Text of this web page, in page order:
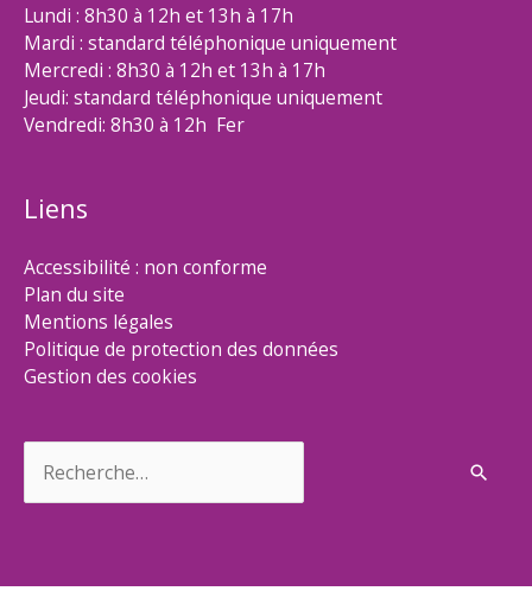
Lundi : 8h30 à 12h et 13h à 17h
Mardi : standard téléphonique uniquement
Mercredi : 8h30 à 12h et 13h à 17h
Jeudi: standard téléphonique uniquement
Vendredi: 8h30 à 12h Fer
Liens
Accessibilité : non conforme
Plan du site
Mentions légales
Politique de protection des données
Gestion des cookies